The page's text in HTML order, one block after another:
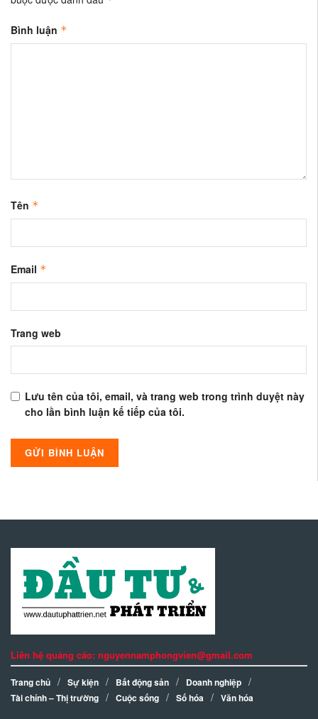
Bình luận *
Tên *
Email *
Trang web
Lưu tên của tôi, email, và trang web trong trình duyệt này
cho lần bình luận kế tiếp của tôi.
Liên hệ quảng cáo: nguyennamphongvien@gmail.com
Trang chủ Sự kiện Bất động sản
Doanh nghiệp
Tài chính – Thị trường
Cuộc sống Số hóa Văn hóa